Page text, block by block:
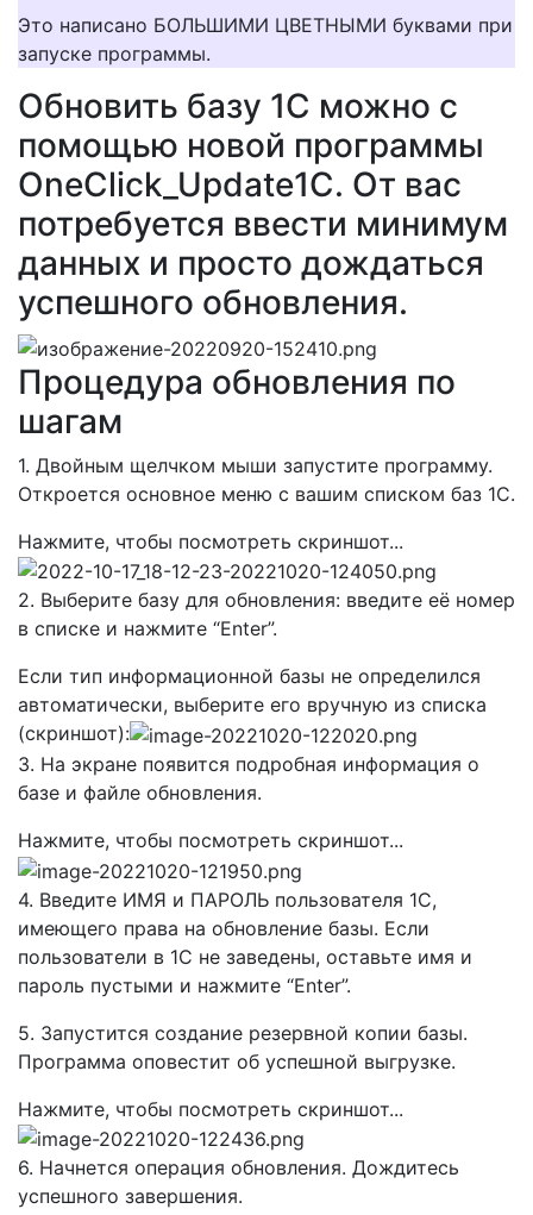
Это написано БОЛЬШИМИ ЦВЕТНЫМИ буквами при
запуске программы.
Обновить базу 1С можно с
помощью новой программы
OneClick_Update1C. От вас
потребуется ввести минимум
данных и просто дождаться
успешного обновления.
Процедура обновления по
шагам
1. Двойным щелчком мыши запустите программу.
Откроется основное меню с вашим списком баз 1С.
Нажмите, чтобы посмотреть скриншот...
2. Выберите базу для обновления: введите её номер
в списке и нажмите “Enter”.
Если тип информационной базы не определился
автоматически, выберите его вручную из списка
(скриншот):
3. На экране появится подробная информация о
базе и файле обновления.
Нажмите, чтобы посмотреть скриншот...
4. Введите ИМЯ и ПАРОЛЬ пользователя 1С,
имеющего права на обновление базы. Если
пользователи в 1С не заведены, оставьте имя и
пароль пустыми и нажмите “Enter”.
5. Запустится создание резервной копии базы.
Программа оповестит об успешной выгрузке.
Нажмите, чтобы посмотреть скриншот...
6. Начнется операция обновления. Дождитесь
успешного завершения.